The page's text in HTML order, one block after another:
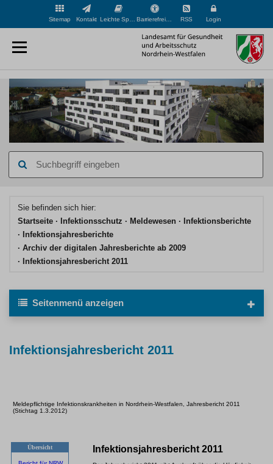
Sitemap Kontakt Barrierefreiheit RSS Login
eingeben
Sie befinden sich hier:
Startseite
Infektionsschutz Meldewesen
Infektionsberichte
Infektionsjahresberichte
Archiv der digitalen Jahresberichte ab 2009
Infektionsjahresbericht 2011
Seitenmenü anzeigen
Infektionsjahresbericht 2011